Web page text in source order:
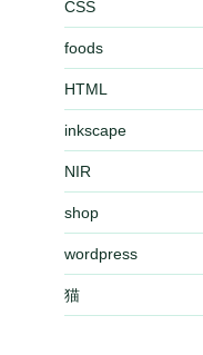
CSS
foods
HTML
inkscape
NIR
shop
wordpress
猫